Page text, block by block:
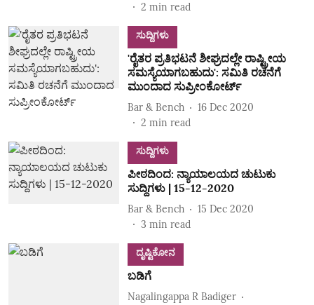
2 min read
ಸುದ್ದಿಗಳು
'ರೈತರ ಪ್ರತಿಭಟನೆ ಶೀಘ್ರದಲ್ಲೇ ರಾಷ್ಟ್ರೀಯ
ಸಮಸ್ಯೆಯಾಗಬಹುದು': ಸಮಿತಿ ರಚನೆಗೆ
ಮುಂದಾದ ಸುಪ್ರೀಂಕೋರ್ಟ್
Bar & Bench
16 Dec 2020
2 min read
ಸುದ್ದಿಗಳು
ಪೀಠದಿಂದ: ನ್ಯಾಯಾಲಯದ ಚುಟುಕು
ಸುದ್ದಿಗಳು | 15-12-2020
Bar & Bench
15 Dec 2020
3 min read
ದೃಷ್ಟಿಕೋನ
ಬಡಿಗೆ
Nagalingappa R Badiger